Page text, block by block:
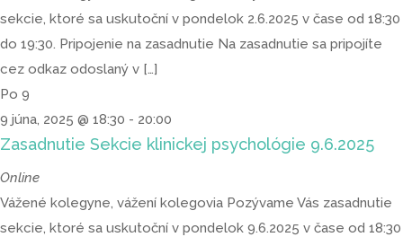
sekcie, ktoré sa uskutoční v pondelok 2.6.2025 v čase od 18:30
do 19:30. Pripojenie na zasadnutie Na zasadnutie sa pripojíte
cez odkaz odoslaný v […]
Po 9
9 júna, 2025 @ 18:30 - 20:00
Zasadnutie Sekcie klinickej psychológie 9.6.2025
Online
Vážené kolegyne, vážení kolegovia Pozývame Vás zasadnutie
sekcie, ktoré sa uskutoční v pondelok 9.6.2025 v čase od 18:30